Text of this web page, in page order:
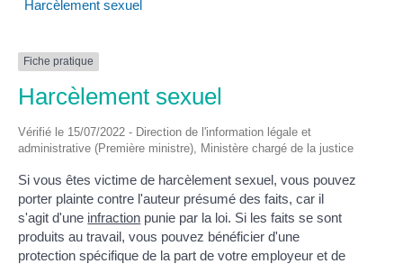
Harcèlement sexuel
Fiche pratique
Harcèlement sexuel
Vérifié le 15/07/2022 - Direction de l'information légale et
administrative (Première ministre), Ministère chargé de la justice
Si vous êtes victime de harcèlement sexuel, vous pouvez
porter plainte contre l'auteur présumé des faits, car il
s'agit d'une infraction punie par la loi. Si les faits se sont
produits au travail, vous pouvez bénéficier d'une
protection spécifique de la part de votre employeur et de